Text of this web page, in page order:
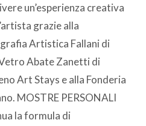
un’esperienza creativa
grazie alla
Artistica Fallani di
Abate Zanetti di
Art Stays e alla Fonderia
MOSTRE PERSONALI
la formula di